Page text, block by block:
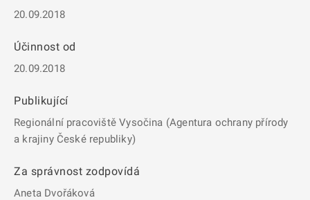
20.09.2018
Účinnost od
20.09.2018
Publikující
Regionální pracoviště Vysočina (Agentura ochrany přírody
a krajiny České republiky)
Za správnost zodpovídá
Aneta Dvořáková